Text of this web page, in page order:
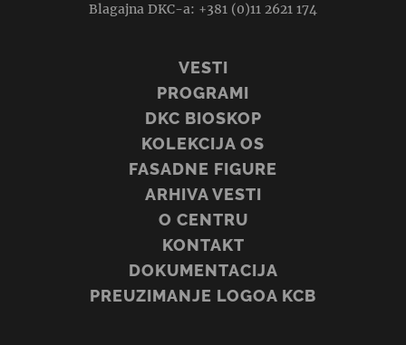
Blagajna DKC-a: +381 (0)11 2621 174
VESTI
PROGRAMI
DKC BIOSKOP
KOLEKCIJA OS
FASADNE FIGURE
ARHIVA VESTI
O CENTRU
KONTAKT
DOKUMENTACIJA
PREUZIMANJE LOGOA KCB